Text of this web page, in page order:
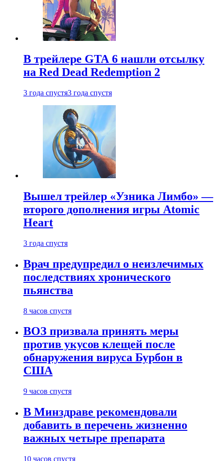
В трейлере GTA 6 нашли отсылку
на Red Dead Redemption 2
3 года спустя3 года спустя
Вышел трейлер «Узника Лимбо» —
второго дополнения игры Atomic
Heart
3 года спустя
Врач предупредил о неизлечимых
последствиях хронического
пьянства
8 часов спустя
ВОЗ призвала принять меры
против укусов клещей после
обнаружения вируса Бурбон в
США
9 часов спустя
В Минздраве рекомендовали
добавить в перечень жизненно
важных четыре препарата
10 часов спустя